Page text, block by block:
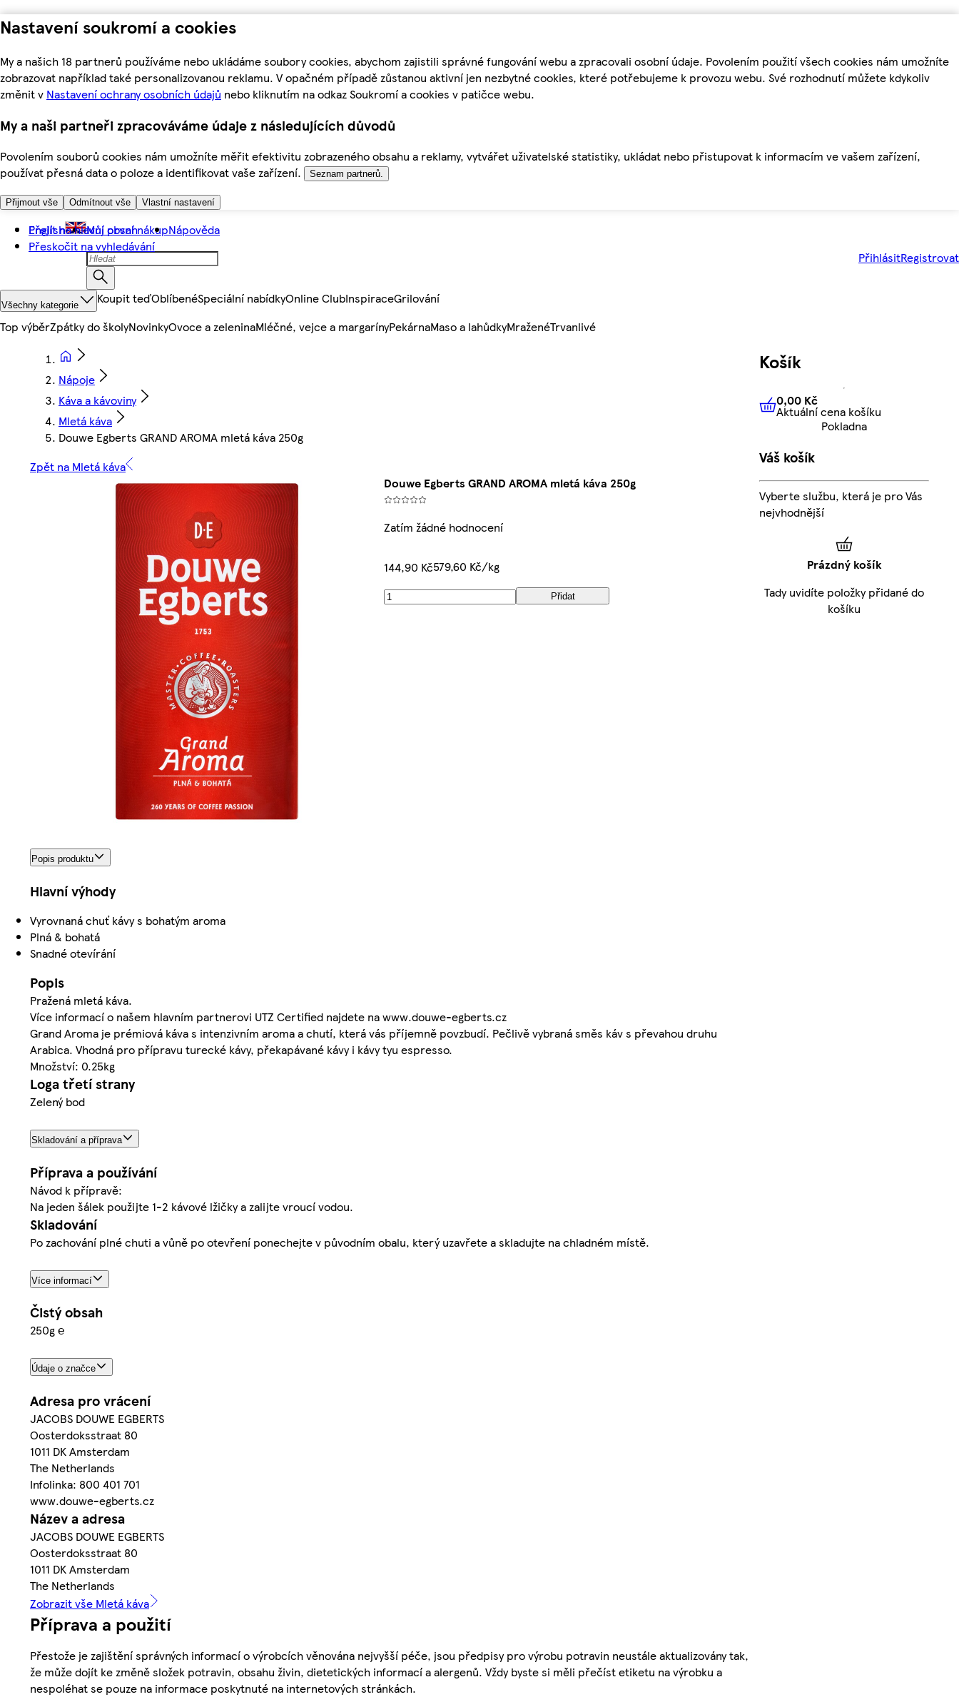
Nastavení soukromí a cookies
My a našich 18 partnerů používáme nebo ukládáme soubory cookies, abychom zajistili správné fungování webu a zpracovali osobní údaje. Povolením použití všech cookies nám umožníte
zobrazovat například také personalizovanou reklamu. V opačném případě zůstanou aktivní jen nezbytné cookies, které potřebujeme k provozu webu. Své rozhodnutí můžete kdykoliv
změnit v Nastavení ochrany osobních údajů nebo kliknutím na odkaz Soukromí a cookies v patičce webu.
My a naši partneři zpracováváme údaje z následujících důvodů
Povolením souborů cookies nám umožníte měřit efektivitu zobrazeného obsahu a reklamy, vytvářet uživatelské statistiky, ukládat nebo přistupovat k informacím ve vašem zařízení,
používat přesná data o poloze a identifikovat vaše zařízení.
Seznam partnerů.
Přijmout vše Odmítnout vše Vlastní nastavení
Přejít na hlavní obsah
Přeskočit na vyhledávání
English Můj první nákupNápověda
PřihlásitRegistrovat
Všechny kategorie Koupit teďOblíbenéSpeciální nabídkyOnline ClubInspiraceGrilování
Top výběrZpátky do školyNovinkyOvoce a zeleninaMléčné, vejce a margarínyPekárnaMaso a lahůdkyMraženéTrvanlivé
Nápoje
Káva a kávoviny
Mletá káva
Douwe Egberts GRAND AROMA mletá káva 250g
Zpět na Mletá káva
Douwe Egberts GRAND AROMA mletá káva 250g
Zatím žádné hodnocení
144,90 Kč579,60 Kč/kg
Přidat
Popis produktu
Hlavní výhody
Vyrovnaná chuť kávy s bohatým aroma
Plná & bohatá
Snadné otevírání
Popis
Pražená mletá káva.
Více informací o našem hlavním partnerovi UTZ Certified najdete na www.douwe-egberts.cz
Grand Aroma je prémiová káva s intenzivním aroma a chutí, která vás příjemně povzbudí. Pečlivě vybraná směs káv s převahou druhu
Arabica. Vhodná pro přípravu turecké kávy, překapávané kávy i kávy tyu espresso.
Množství: 0.25kg
Loga třetí strany
Zelený bod
Skladování a příprava
Příprava a používání
Návod k přípravě:
Na jeden šálek použijte 1-2 kávové lžičky a zalijte vroucí vodou.
Skladování
Po zachování plné chuti a vůně po otevření ponechejte v původním obalu, který uzavřete a skladujte na chladném místě.
Více informací
Čistý obsah
250g ℮
Údaje o značce
Adresa pro vrácení
JACOBS DOUWE EGBERTS
Oosterdoksstraat 80
1011 DK Amsterdam
The Netherlands
Infolinka: 800 401 701
www.douwe-egberts.cz
Název a adresa
JACOBS DOUWE EGBERTS
Oosterdoksstraat 80
1011 DK Amsterdam
The Netherlands
Zobrazit vše Mletá káva
Příprava a použití
Přestože je zajištění správných informací o výrobcích věnována nejvyšší péče, jsou předpisy pro výrobu potravin neustále aktualizovány tak,
že může dojít ke změně složek potravin, obsahu živin, dietetických informací a alergenů. Vždy byste si měli přečíst etiketu na výrobku a
nespoléhat se pouze na informace poskytnuté na internetových stránkách.
Košík
0,00 KčAktuální cena košíku
0,00 Kč
Aktuální cena košíku
Pokladna
Váš košík
Vyberte službu, která je pro Vás
nejvhodnější
Prázdný košík
Tady uvidíte položky přidané do
košíku